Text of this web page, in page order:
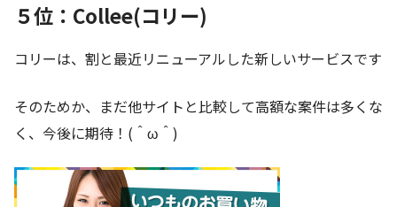
５位：Collee(コリー)
コリーは、割と最近リニューアルした新しいサービスです
そのためか、まだ他サイトと比較して高額な案件は多くな
く、今後に期待！(＾ω＾)